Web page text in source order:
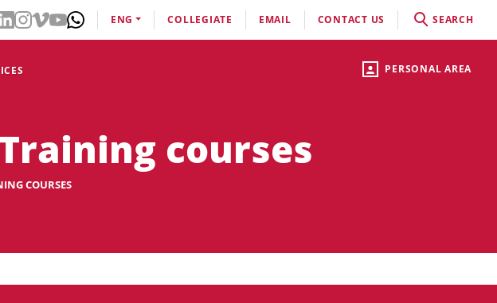
PERSONAL AREA
ENG COLLEGIATE EMAIL CONTACT US SEARCH
courses
COURSES